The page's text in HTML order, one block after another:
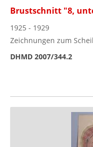
Brustschnitt "8,
1925 - 1929
Zeichnungen zum
DHMD 2007/344.2